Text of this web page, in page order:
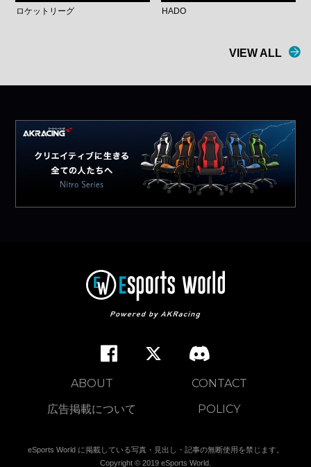
ロケットリーグ HADO
VIEW ALL
ABOUT
CONTACT
広告掲載について
POLICY
eSports World に掲載している写真・見出し・記事の無断使用を禁じます。
Copyright © 2019 eSports World.